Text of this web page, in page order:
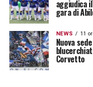
aggiudica
gara di
NEWS 11
Nuova
Corvetto